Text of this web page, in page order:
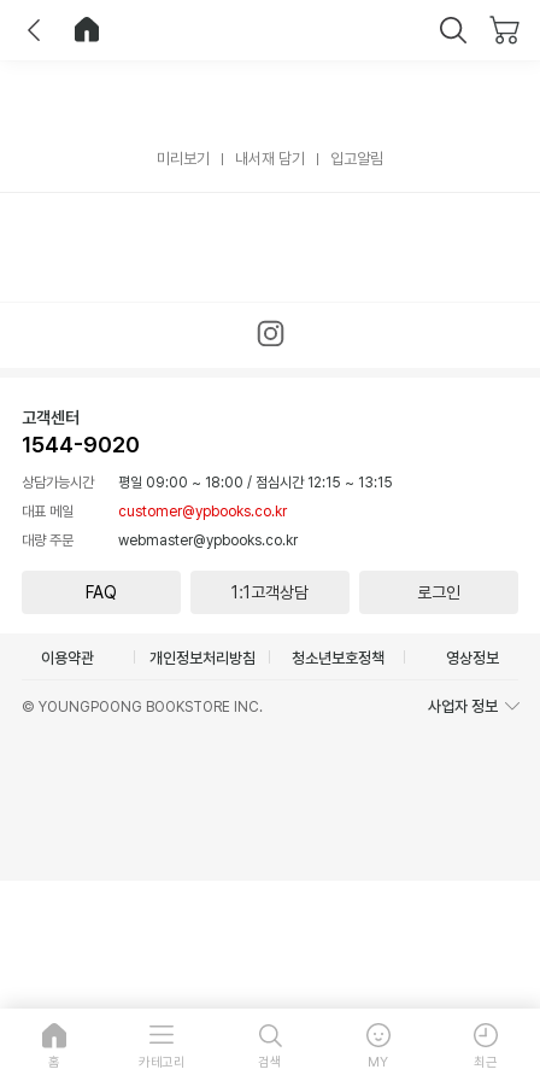
미리보기 내서재 담기 입고알림
고객센터
1544-9020
상담가능시간 평일 09:00 ~ 18:00 / 점심시간 12:15 ~ 13:15
대표 메일
customer@ypbooks.co.kr
대량 주문
webmaster@ypbooks.co.kr
FAQ 1:1고객상담 로그인
이용약관 개인정보처리방침 청소년보호정책 영상정보
© YOUNGPOONG BOOKSTORE INC. 사업자 정보
홈 카테고리 검색 MY 최근